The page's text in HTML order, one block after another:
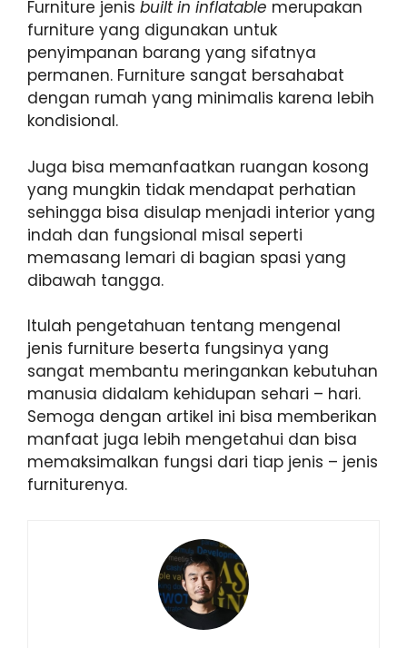
Furniture jenis built in inflatable merupakan
furniture yang digunakan untuk
penyimpanan barang yang sifatnya
permanen. Furniture sangat bersahabat
dengan rumah yang minimalis karena lebih
kondisional.
Juga bisa memanfaatkan ruangan kosong
yang mungkin tidak mendapat perhatian
sehingga bisa disulap menjadi interior yang
indah dan fungsional misal seperti
memasang lemari di bagian spasi yang
dibawah tangga.
Itulah pengetahuan tentang mengenal
jenis furniture beserta fungsinya yang
sangat membantu meringankan kebutuhan
manusia didalam kehidupan sehari – hari.
Semoga dengan artikel ini bisa memberikan
manfaat juga lebih mengetahui dan bisa
memaksimalkan fungsi dari tiap jenis – jenis
furniturenya.